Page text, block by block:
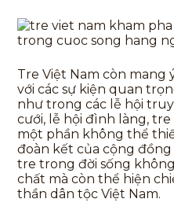
Tre Việt Nam còn mang
với các sự kiện quan
như trong các lễ hội
cưới, lễ hội đình làng,
một phần không thể
đoàn kết của cộng
tre trong đời sống
chất mà còn thể hiện
thần dân tộc Việt Nam.